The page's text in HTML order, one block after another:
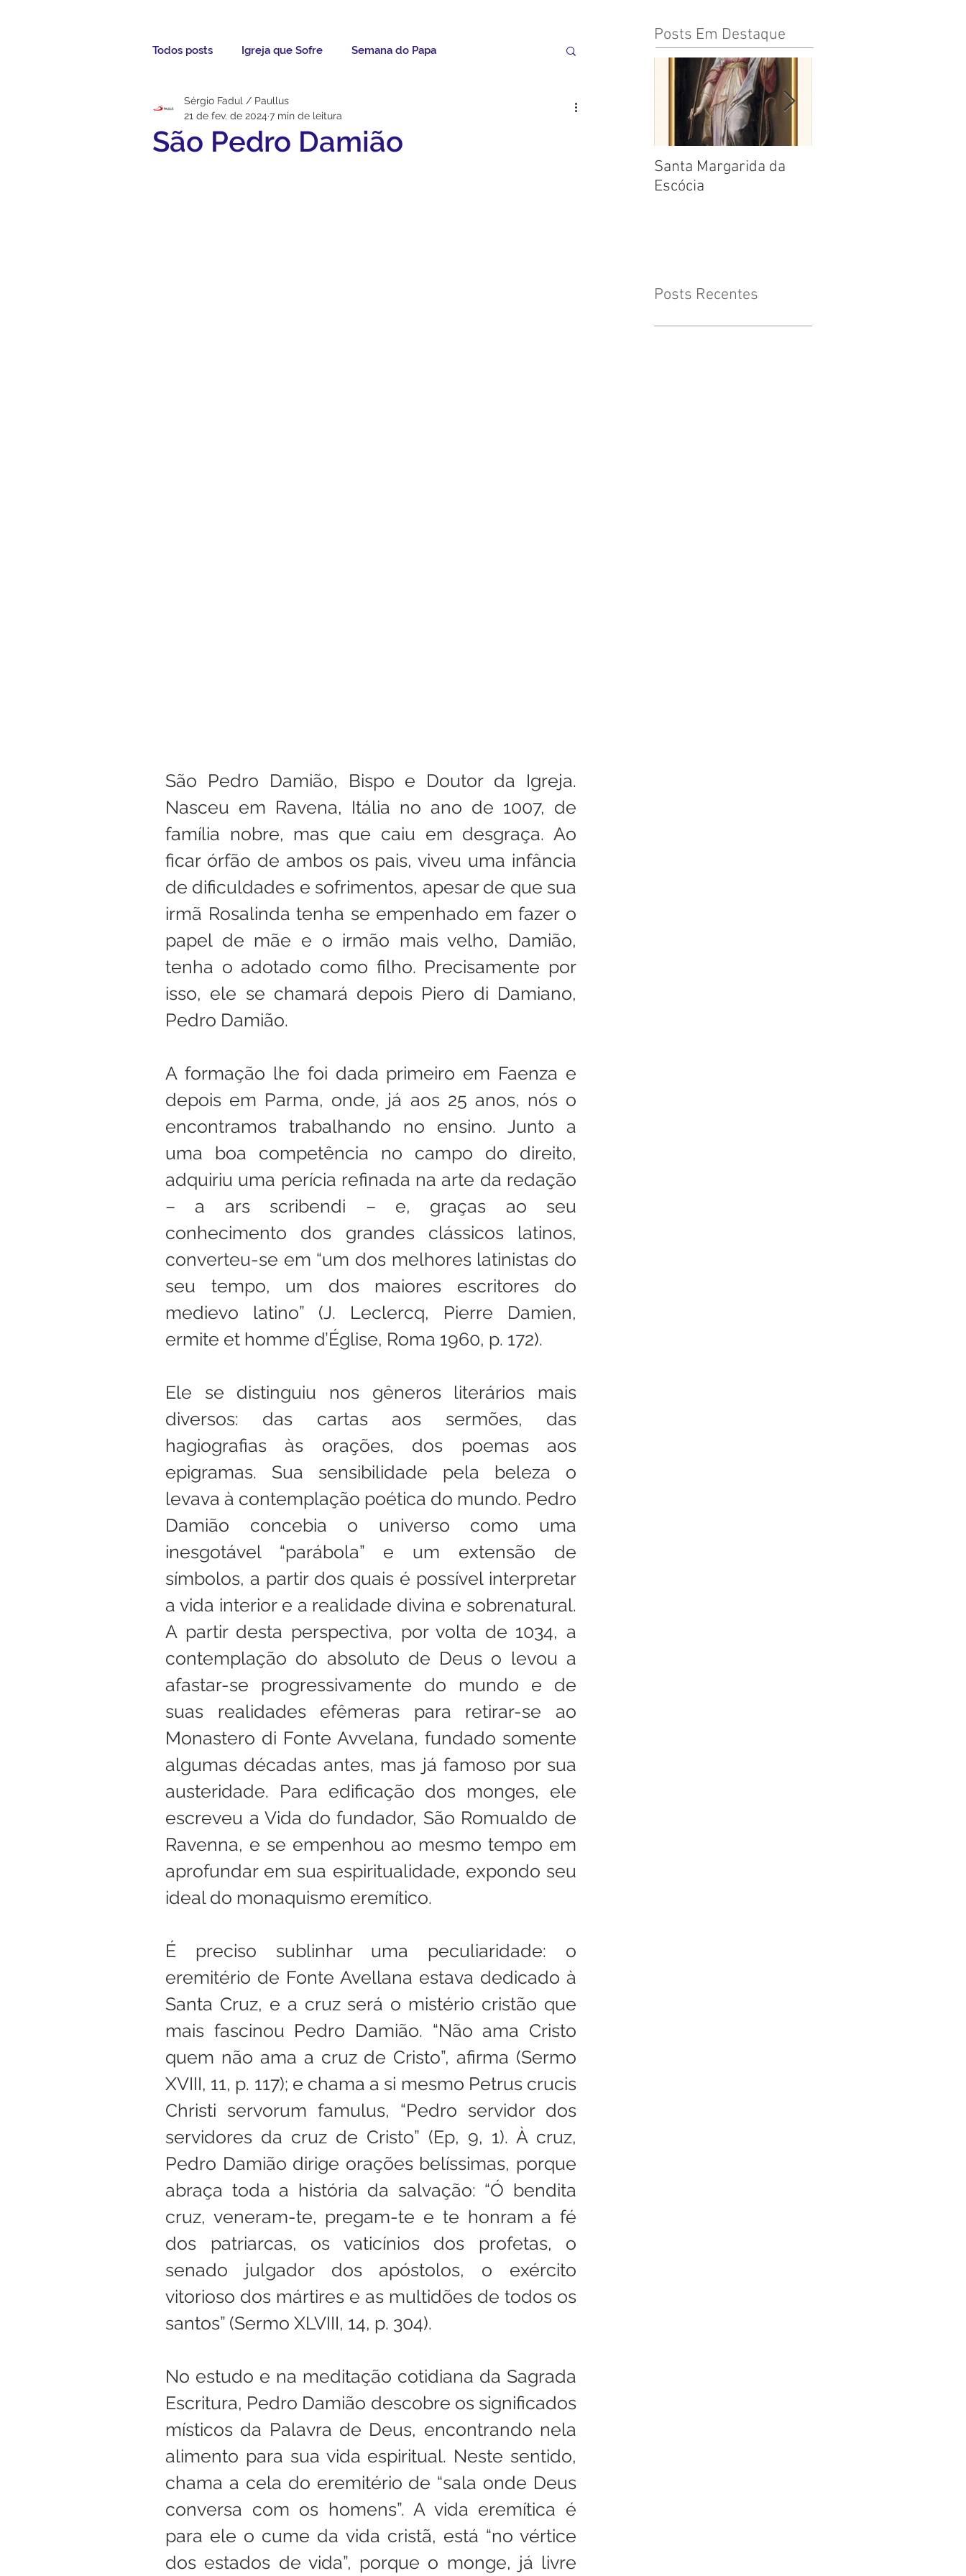
Todos posts Igreja que Sofre Semana do Papa
Mensagem da Semana
São Pedro Damião
Sérgio Fadul / Paullus
21 de fev. de 2024 7 min de leitura
São Pedro Damião, Bispo e Doutor da Igreja.
Nasceu em Ravena, Itália no ano de 1007, de
família nobre, mas que caiu em desgraça. Ao
ficar órfão de ambos os pais, viveu uma infância
de dificuldades e sofrimentos, apesar de que sua
irmã Rosalinda tenha se empenhado em fazer o
papel de mãe e o irmão mais velho, Damião,
tenha o adotado como filho. Precisamente por
isso, ele se chamará depois Piero di Damiano,
Pedro Damião.
A formação lhe foi dada primeiro em Faenza e
depois em Parma, onde, já aos 25 anos, nós o
encontramos trabalhando no ensino. Junto a
uma boa competência no campo do direito,
adquiriu uma perícia refinada na arte da redação
– a ars scribendi – e, graças ao seu
conhecimento dos grandes clássicos latinos,
converteu-se em “um dos melhores latinistas do
seu tempo, um dos maiores escritores do
medievo latino” (J. Leclercq, Pierre Damien,
ermite et homme d’Église, Roma 1960, p. 172).
Ele se distinguiu nos gêneros literários mais
diversos: das cartas aos sermões, das
hagiografias às orações, dos poemas aos
epigramas. Sua sensibilidade pela beleza o
levava à contemplação poética do mundo. Pedro
Damião concebia o universo como uma
inesgotável “parábola” e um extensão de
símbolos, a partir dos quais é possível interpretar
a vida interior e a realidade divina e sobrenatural.
A partir desta perspectiva, por volta de 1034, a
contemplação do absoluto de Deus o levou a
afastar-se progressivamente do mundo e de
suas realidades efêmeras para retirar-se ao
Monastero di Fonte Avvelana, fundado somente
algumas décadas antes, mas já famoso por sua
austeridade. Para edificação dos monges, ele
escreveu a Vida do fundador, São Romualdo de
Ravenna, e se empenhou ao mesmo tempo em
aprofundar em sua espiritualidade, expondo seu
ideal do monaquismo eremítico.
É preciso sublinhar uma peculiaridade: o
eremitério de Fonte Avellana estava dedicado à
Santa Cruz, e a cruz será o mistério cristão que
mais fascinou Pedro Damião. “Não ama Cristo
quem não ama a cruz de Cristo”, afirma (Sermo
XVIII, 11, p. 117); e chama a si mesmo Petrus crucis
Christi servorum famulus, “Pedro servidor dos
servidores da cruz de Cristo” (Ep, 9, 1). À cruz,
Pedro Damião dirige orações belíssimas, porque
abraça toda a história da salvação: “Ó bendita
cruz, veneram-te, pregam-te e te honram a fé
dos patriarcas, os vaticínios dos profetas, o
senado julgador dos apóstolos, o exército
vitorioso dos mártires e as multidões de todos os
santos” (Sermo XLVIII, 14, p. 304).
No estudo e na meditação cotidiana da Sagrada
Escritura, Pedro Damião descobre os significados
místicos da Palavra de Deus, encontrando nela
alimento para sua vida espiritual. Neste sentido,
chama a cela do eremitério de “sala onde Deus
conversa com os homens”. A vida eremítica é
para ele o cume da vida cristã, está “no vértice
dos estados de vida”, porque o monge, já livre
Posts Em Destaque
Santa Margarida da
Escócia
Posts Recentes